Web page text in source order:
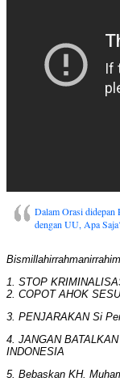
Dalam Orasi didepan
dengan UU, Apa
Bismillahirrahmanirrahim
1. STOP
2. COPOT AHOK
3. PENJARAKAN Si
4. JANGAN
INDONESIA
5. Bebaskan KH.